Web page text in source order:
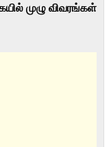
முழு விவரங்கள்